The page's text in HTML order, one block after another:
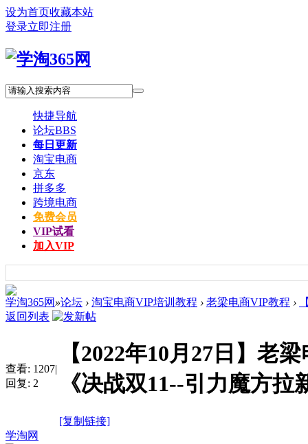
设为首页收藏本站
登录立即注册
快捷导航
论坛BBS
每日更新
淘宝电商
京东
拼多多
跨境电商
免费会员
VIP试看
加入VIP
学淘365网 »论坛 › 淘宝电商VIP培训教程 › 老梁电商VIP教程 ›
返回列表
查看: 1207|
回复: 2
【2022年10月27日】老
《决战双11--引力魔方拉
[复制链接]
学淘网